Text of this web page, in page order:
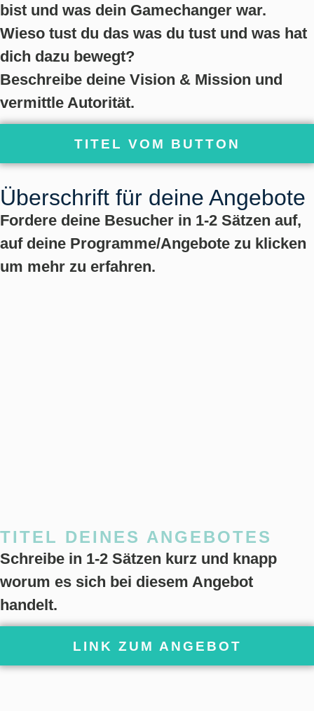
bist und was dein Gamechanger war.
Wieso tust du das was du tust und was hat
dich dazu bewegt?
Beschreibe deine Vision & Mission und
vermittle Autorität.
TITEL VOM BUTTON
Überschrift für deine Angebote
Fordere deine Besucher in 1-2 Sätzen auf,
auf deine Programme/Angebote zu klicken
um mehr zu erfahren.
TITEL DEINES ANGEBOTES
Schreibe in 1-2 Sätzen kurz und knapp
worum es sich bei diesem Angebot
handelt.
LINK ZUM ANGEBOT